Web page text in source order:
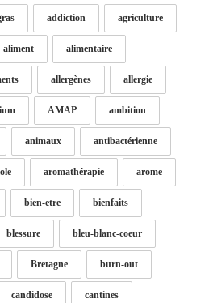
addiction agriculture
aliment alimentaire
allergènes allergie
AMAP ambition
animaux antibactérienne
aromathérapie arome
bien-etre bienfaits
blessure bleu-blanc-coeur
Bretagne burn-out
candidose cantines